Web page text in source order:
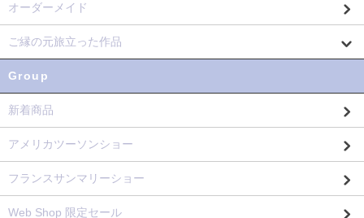
オーダーメイド
ご縁の元旅立った作品
Group
新着商品
アメリカツーソンショー
フランスサンマリーショー
Web Shop 限定セール